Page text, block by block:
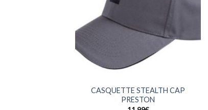
CASQUETTE STEALTH CAP
PRESTON